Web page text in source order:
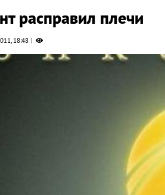
расправил плечи
18:48